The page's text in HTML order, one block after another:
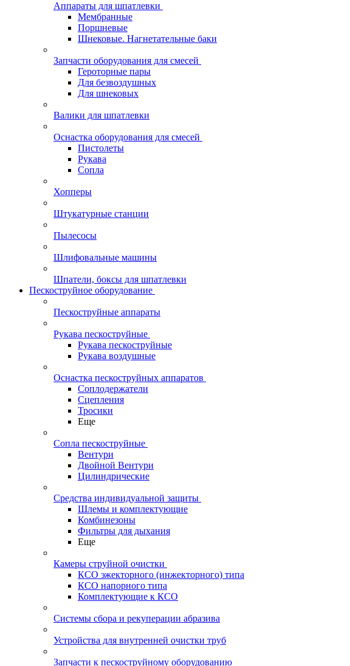
Аппараты для шпатлевки
Мембранные
Поршневые
Шнековые. Нагнетательные баки
Запчасти оборудования для смесей
Героторные пары
Для безвоздушных
Для шнековых
Валики для шпатлевки
Оснастка оборудования для смесей
Пистолеты
Рукава
Сопла
Хопперы
Штукатурные станции
Пылесосы
Шлифовальные машины
Шпатели, боксы для шпатлевки
Пескоструйное оборудование
Пескоструйные аппараты
Рукава пескоструйные
Рукава пескоструйные
Рукава воздушные
Оснастка пескоструйных аппаратов
Соплодержатели
Сцепления
Тросики
Еще
Сопла пескоструйные
Вентури
Двойной Вентури
Цилиндрические
Средства индивидуальной защиты
Шлемы и комплектующие
Комбинезоны
Фильтры для дыхания
Еще
Камеры струйной очистки
КСО эжекторного (инжекторного) типа
КСО напорного типа
Комплектующие к КСО
Системы сбора и рекуперации абразива
Устройства для внутренней очистки труб
Запчасти к пескоструйному оборудованию